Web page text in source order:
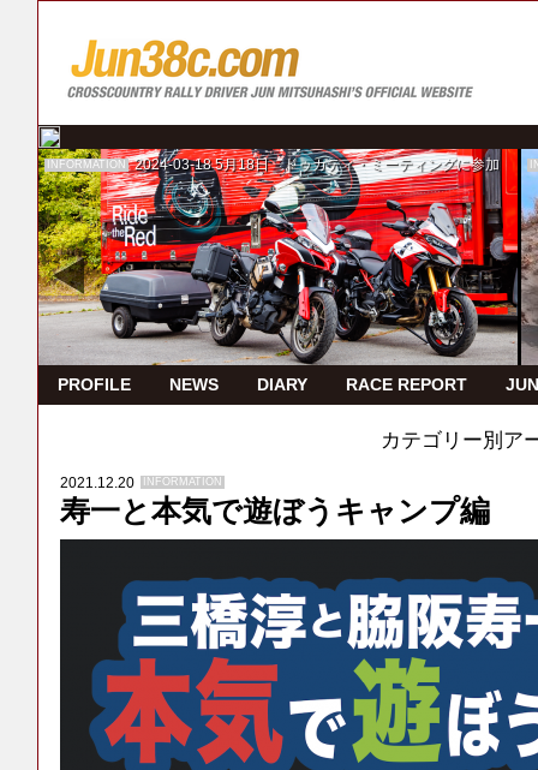
INFORMATION 2024-03-18 5月18日 ドゥカティ・ミーティングに参加
PROFILE NEWS DIARY RACE REPORT
カテゴリー別ア
2021.12.20 INFORMATION
寿一と本気で遊ぼうキャンプ編